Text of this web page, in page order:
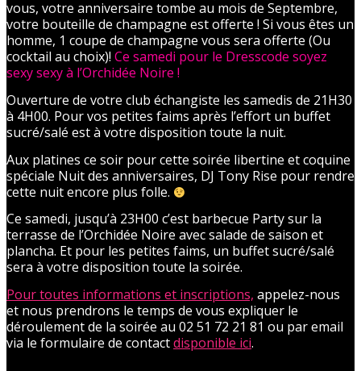
vous, votre anniversaire tombe au mois de Septembre,
votre bouteille de champagne est offerte ! Si vous êtes un
homme, 1 coupe de champagne vous sera offerte (Ou
cocktail au choix)! Ce samedi pour le Dresscode soyez
sexy sexy à l’Orchidée Noire !
Ouverture de votre club échangiste les samedis de 21H30
à 4H00. Pour vos petites faims après l’effort un buffet
sucré/salé est à votre disposition toute la nuit.
Aux platines ce soir pour cette soirée libertine et coquine
spéciale Nuit des anniversaires, DJ Tony Rise pour rendre
cette nuit encore plus folle.
Ce samedi, jusqu’à 23H00 c’est barbecue Party sur la
terrasse de l’Orchidée Noire avec salade de saison et
plancha. Et pour les petites faims, un buffet sucré/salé
sera à votre disposition toute la soirée.
Pour toutes informations et inscriptions, appelez-nous
et nous prendrons le temps de vous expliquer le
déroulement de la soirée au 02 51 72 21 81 ou par email
via le formulaire de contactdisponible ici.